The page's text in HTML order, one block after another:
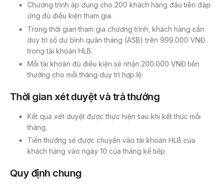
Chương trình áp dụng cho 200 khách hàng đầu tiên đáp
ứng đủ điều kiện tham gia.
Trong thời gian tham gia chương trình, khách hàng cần
duy trì số dư bình quân tháng (ASB) trên 999.000 VNĐ
trong tài khoản HLB.
Mỗi tài khoản đủ điều kiện sẽ nhận 200.000 VNĐ tiền
thưởng cho mỗi tháng duy trì hợp lệ.
Thời gian xét duyệt và trả thưởng
Kết quả xét duyệt được thực hiện sau khi kết thúc mỗi
tháng.
Tiền thưởng sẽ được chuyển vào tài khoản HLB của
khách hàng vào ngày 10 của tháng kế tiếp.
Quy định chung